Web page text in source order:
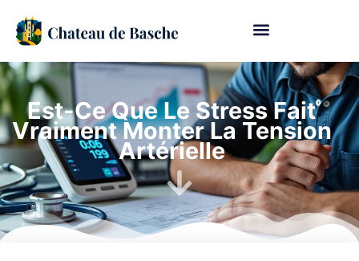
Est-Ce Que Le Stress Fait
Vraiment Monter La Tension
Artérielle